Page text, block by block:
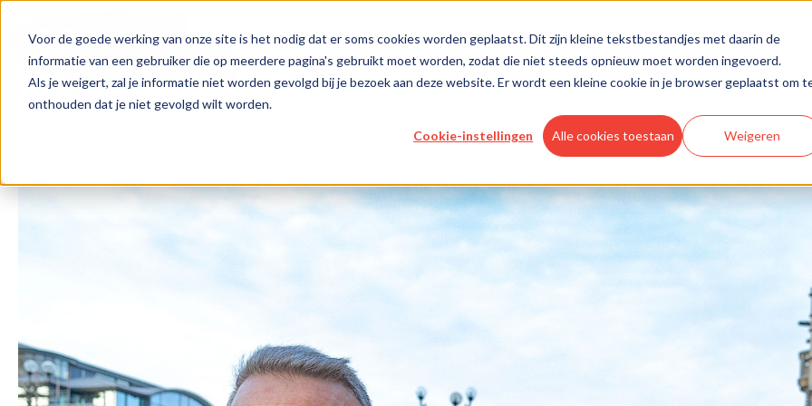
Voor de goede werking van onze site is het nodig dat er soms cookies worden geplaatst. Dit zijn kleine tekstbestandjes met daarin de
informatie van een gebruiker die op meerdere pagina's gebruikt moet worden, zodat die niet steeds opnieuw moet worden ingevoerd.
Als je weigert, zal je informatie niet worden gevolgd bij je bezoek aan deze website. Er wordt een kleine cookie in je browser geplaatst om
onthouden dat je niet gevolgd wilt worden.
Cookie-instellingen Alle cookies toestaan Weigeren